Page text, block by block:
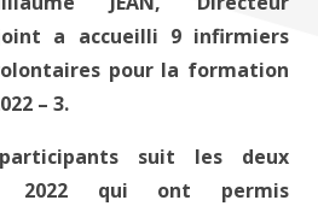
a accueilli 9 infirmiers
pour la formation
– 3.
suit les deux
2022 qui ont permis